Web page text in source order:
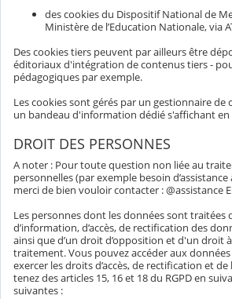
des cookies du Dispositif National de
Ministère de l’Education Nationale, via
Des cookies tiers peuvent par ailleurs être
éditoriaux d'intégration de contenus tiers -
pédagogiques par exemple.
Les cookies sont gérés par un gestionnaire de
un bandeau d'information dédié s'affichant en
DROIT DES PERSONNES
A noter : Pour toute question non liée au
personnelles (par exemple besoin d’assistance
merci de bien vouloir contacter : @assistance
Les personnes dont les données sont traitées
d’information, d’accès, de rectification des
ainsi que d’un droit d’opposition et d'un droit
traitement. Vous pouvez accéder aux
exercer les droits d’accès, de rectification et
tenez des articles 15, 16 et 18 du RGPD en
suivantes :